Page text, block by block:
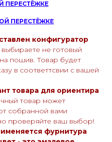
ПЕРЕСТЁЖКЕ
ПЕРЕСТЁЖКЕ
конфигуратор
выбираете не готовый
пошив. Товар будет
в соответтсвии с вашей
товара для ориентира
товар может
собранной вами
проверяйте ваш выбор!
фурнитура